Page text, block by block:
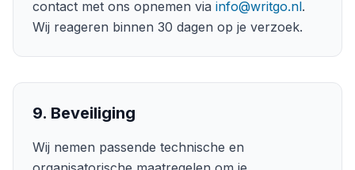
contact met ons opnemen via info@writgo.nl.
Wij reageren binnen 30 dagen op je verzoek.
9. Beveiliging
Wij nemen passende technische en